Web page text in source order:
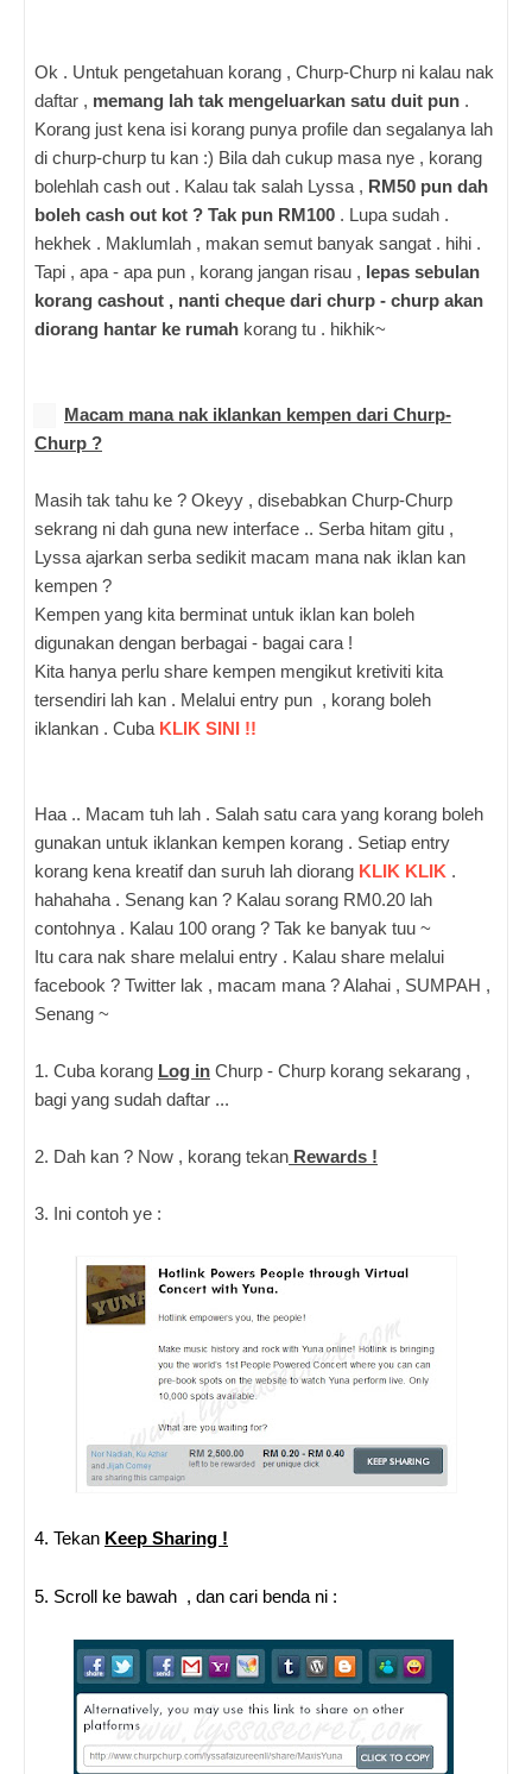
Ok . Untuk pengetahuan korang , Churp-Churp ni kalau nak
daftar , memang lah tak mengeluarkan satu duit pun .
Korang just kena isi korang punya profile dan segalanya lah
di churp-churp tu kan :) Bila dah cukup masa nye , korang
bolehlah cash out . Kalau tak salah Lyssa , RM50 pun dah
boleh cash out kot ? Tak pun RM100 . Lupa sudah .
hekhek . Maklumlah , makan semut banyak sangat . hihi .
Tapi , apa - apa pun , korang jangan risau , lepas sebulan
korang cashout , nanti cheque dari churp - churp akan
diorang hantar ke rumah korang tu . hikhik~
Macam mana nak iklankan kempen dari Churp-
Churp ?
Masih tak tahu ke ? Okeyy , disebabkan Churp-Churp
sekrang ni dah guna new interface .. Serba hitam gitu ,
Lyssa ajarkan serba sedikit macam mana nak iklan kan
kempen ?
Kempen yang kita berminat untuk iklan kan boleh
digunakan dengan berbagai - bagai cara !
Kita hanya perlu share kempen mengikut kretiviti kita
tersendiri lah kan . Melalui entry pun , korang boleh
iklankan . Cuba KLIK SINI !!
Haa .. Macam tuh lah . Salah satu cara yang korang boleh
gunakan untuk iklankan kempen korang . Setiap entry
korang kena kreatif dan suruh lah diorang KLIK KLIK .
hahahaha . Senang kan ? Kalau sorang RM0.20 lah
contohnya . Kalau 100 orang ? Tak ke banyak tuu ~
Itu cara nak share melalui entry . Kalau share melalui
facebook ? Twitter lak , macam mana ? Alahai , SUMPAH ,
Senang ~
1. Cuba korang Log in Churp - Churp korang sekarang ,
bagi yang sudah daftar ...
2. Dah kan ? Now , korang tekan Rewards !
3. Ini contoh ye :
4. Tekan Keep Sharing !
5. Scroll ke bawah , dan cari benda ni :